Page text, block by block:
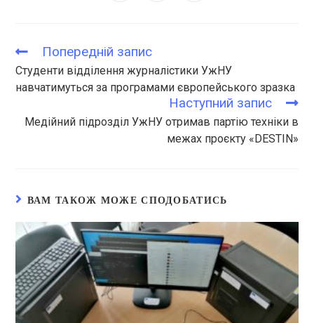
Попередній запис
Студенти відділення журналістики УжНУ
навчатимуться за програмами європейського зразка
Наступний запис
Медійний підрозділ УжНУ отримав партію техніки в
межах проєкту «DESTIN»
ВАМ ТАКОЖ МОЖЕ СПОДОБАТИСЬ